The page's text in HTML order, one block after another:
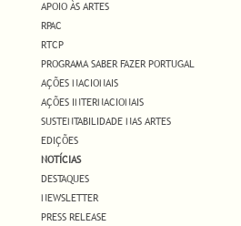
APOIO ÀS ARTES
RPAC
RTCP
PROGRAMA SABER FAZER PORTUGAL
AÇÕES NACIONAIS
AÇÕES INTERNACIONAIS
SUSTENTABILIDADE NAS ARTES
EDIÇÕES
NOTÍCIAS
DESTAQUES
NEWSLETTER
PRESS RELEASE